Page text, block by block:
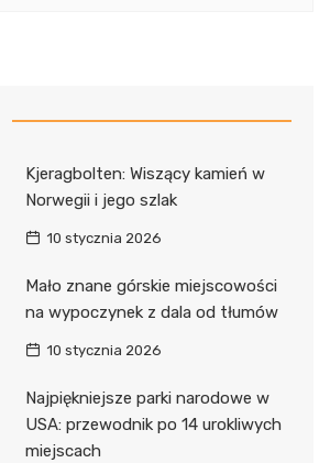
Kjeragbolten: Wiszący kamień w
Norwegii i jego szlak
10 stycznia 2026
Mało znane górskie miejscowości
na wypoczynek z dala od tłumów
10 stycznia 2026
Najpiękniejsze parki narodowe w
USA: przewodnik po 14 urokliwych
miejscach